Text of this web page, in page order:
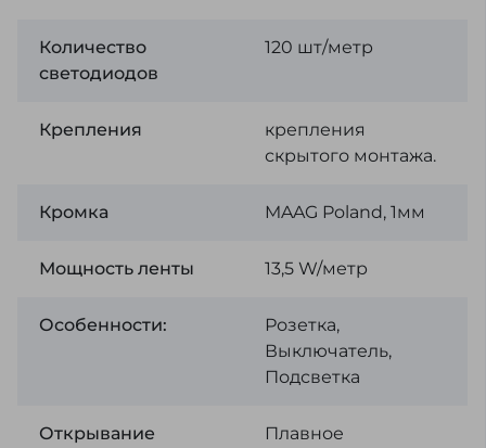
Количество
светодиодов
120 шт/метр
Крепления
крепления
скрытого монтажа.
Кромка MAAG Poland, 1мм
Мощность ленты 13,5 W/метр
Особенности:
Розетка,
Выключатель,
Подсветка
Открывание Плавное